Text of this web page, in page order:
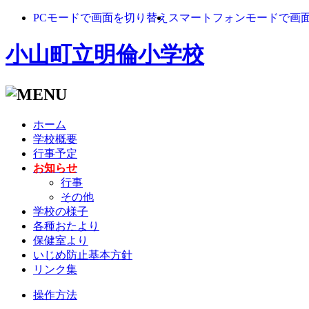
PCモードで画面を切り替え スマートフォンモードで画
小山町立明倫小学校
ホーム
学校概要
行事予定
お知らせ
行事
その他
学校の様子
各種おたより
保健室より
いじめ防止基本方針
リンク集
操作方法